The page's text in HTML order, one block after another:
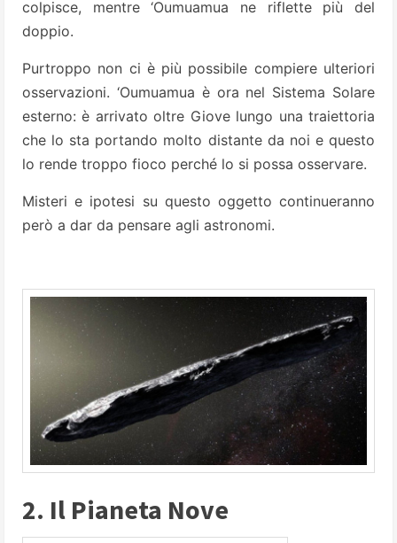
colpisce, mentre ‘Oumuamua ne riflette più del
doppio.
Purtroppo non ci è più possibile compiere ulteriori
osservazioni. ‘Oumuamua è ora nel Sistema Solare
esterno: è arrivato oltre Giove lungo una traiettoria
che lo sta portando molto distante da noi e questo
lo rende troppo fioco perché lo si possa osservare.
Misteri e ipotesi su questo oggetto continueranno
però a dar da pensare agli astronomi.
2. Il Pianeta Nove